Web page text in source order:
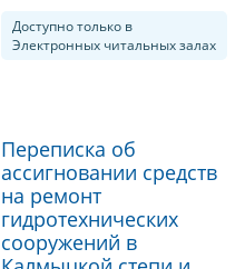
Доступно только в
Электронных читальных залах
Переписка об
ассигновании средств
на ремонт
гидротехнических
сооружений в